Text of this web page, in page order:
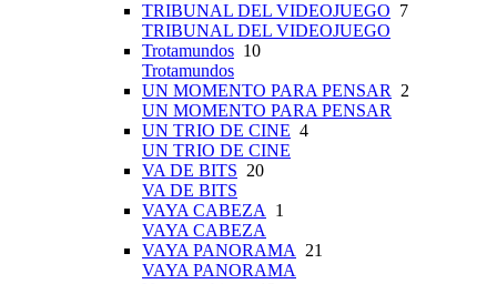
TRIBUNAL DEL VIDEOJUEGO 7
TRIBUNAL DEL VIDEOJUEGO
Trotamundos 10
Trotamundos
UN MOMENTO PARA PENSAR
2
UN MOMENTO PARA PENSAR
UN TRIO DE CINE 4
UN TRIO DE CINE
VA DE BITS 20
VA DE BITS
VAYA CABEZA
1
VAYA CABEZA
VAYA PANORAMA
21
VAYA PANORAMA